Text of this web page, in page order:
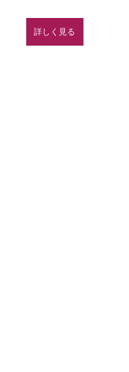
詳しく見る